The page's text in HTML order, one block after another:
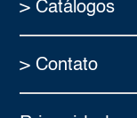
> Catálogos
> Contato